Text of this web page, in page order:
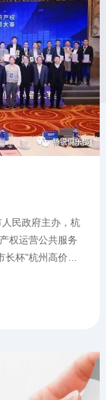
民政府主办，杭
权运营公共服务
杯”杭州高价值